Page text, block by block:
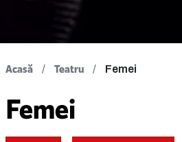
Acasă Teatru Femei
Femei